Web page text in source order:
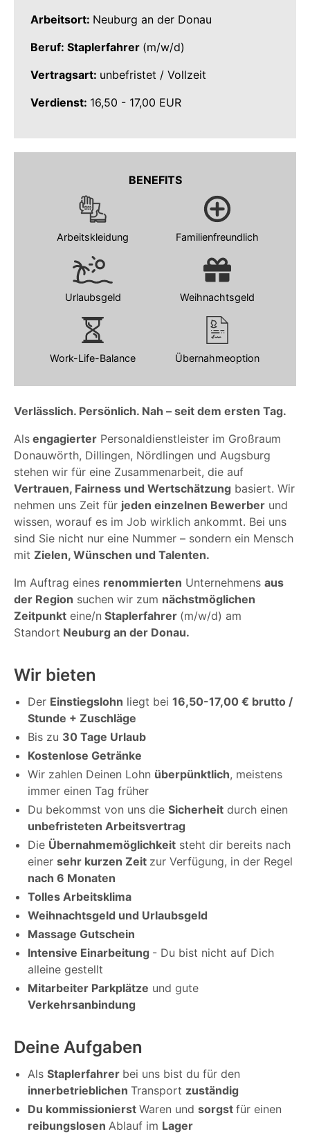
Verlässlich. Persönlich. Nah – seit dem ersten Tag.
Als engagierter Personaldienstleister im Großraum
Donauwörth, Dillingen, Nördlingen und Augsburg
stehen wir für eine Zusammenarbeit, die auf
Vertrauen, Fairness und Wertschätzung basiert. Wir
nehmen uns Zeit für jeden einzelnen Bewerber und
wissen, worauf es im Job wirklich ankommt. Bei uns
sind Sie nicht nur eine Nummer – sondern ein Mensch
mit Zielen, Wünschen und Talenten.
Im Auftrag eines renommierten Unternehmens aus
der Region suchen wir zum nächstmöglichen
Zeitpunkt eine/n Staplerfahrer (m/w/d) am
Standort Neuburg an der Donau.
Wir bieten
Der Einstiegslohn liegt bei 16,50-17,00 € brutto /
Stunde + Zuschläge
Bis zu 30 Tage Urlaub
Kostenlose Getränke
Wir zahlen Deinen Lohn überpünktlich, meistens
immer einen Tag früher
Du bekommst von uns die Sicherheit durch einen
unbefristeten Arbeitsvertrag
Die Übernahmemöglichkeit steht dir bereits nach
einer sehr kurzen Zeit zur Verfügung, in der Regel
nach 6 Monaten
Tolles Arbeitsklima
Weihnachtsgeld und Urlaubsgeld
Massage Gutschein
Intensive Einarbeitung - Du bist nicht auf Dich
alleine gestellt
Mitarbeiter Parkplätze und gute
Verkehrsanbindung
Deine Aufgaben
Als Staplerfahrer bei uns bist du für den
innerbetrieblichen Transport zuständig
Du kommissionierst Waren und sorgst für einen
reibungslosen Ablauf im Lager
Arbeitsort: Neuburg an der Donau
Beruf: Staplerfahrer (m/w/d)
Vertragsart: unbefristet / Vollzeit
Verdienst: 16,50 - 17,00 EUR
BENEFITS
Arbeitskleidung Familienfreundlich
Urlaubsgeld Weihnachtsgeld
Work-Life-Balance Übernahmeoption